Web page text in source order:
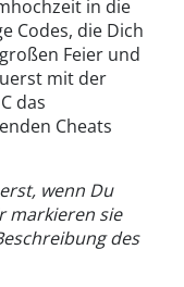
in die
Codes, die Dich
Feier und
mit der
das
Cheats
wenn Du
markieren sie
des